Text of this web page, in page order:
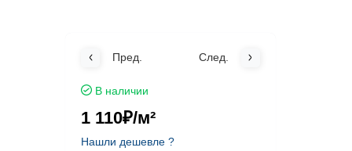
Пред. След.
В наличии
1 110₽/м²
Нашли дешевле ?